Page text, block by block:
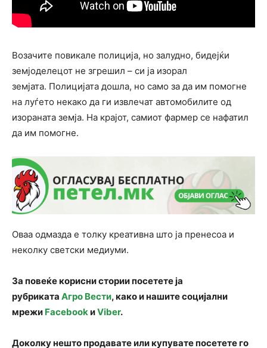
Возачите повикале полиција, но залудно, бидејќи
земјоделецот не згрешил – си ја изорал
земјата. Полицијата дошла, но само за да им помогне
на луѓето некако да ги извлечат автомобилите од
изораната земја. На крајот, самиот фармер се нафатил
да им помогне.
Оваа одмазда е толку креативна што ја пренесоа и
неколку светски медиуми.
За повеќе корисни стории посетете ја
рубриката Агро Вести, како и нашите социјални
мрежи FacebookиViber.
Доколку нешто продавате или купувате посетете го